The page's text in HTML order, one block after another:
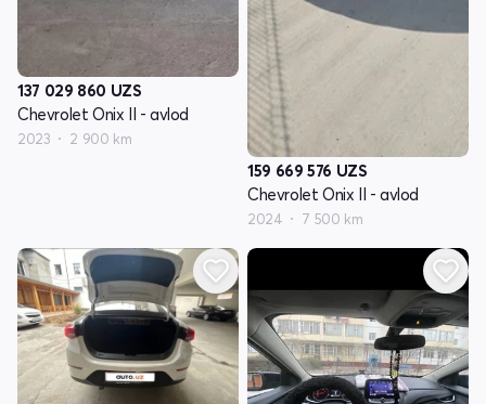
137 029 860 UZS
Chevrolet Onix II - avlod
2023 2 900 km
159 669 576 UZS
Chevrolet Onix II - avlod
2024 7 500 km